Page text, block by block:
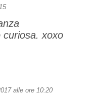
curiosa. xoxo
alle ore 10:20